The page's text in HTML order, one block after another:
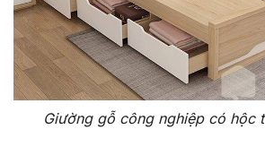
Giường gỗ công nghiệp có hộc